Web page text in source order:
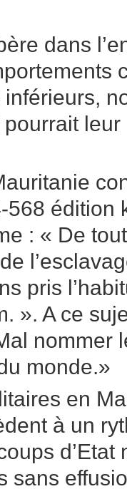
dans
568 édition
: « De
pris
». A ce
nommer
monde.»
en
à un
d’Etat
sans